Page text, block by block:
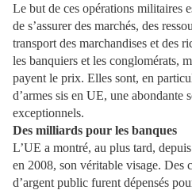
Le but de ces opérations militaires
de s’assurer des marchés, des
transport des marchandises et des
les banquiers et les conglomérats,
payent le prix. Elles sont, en
d’armes sis en UE, une abondante
exceptionnels.
Des milliards pour les banques
L’UE a montré, au plus tard,
en 2008, son véritable visage. Des
d’argent public furent dépensés